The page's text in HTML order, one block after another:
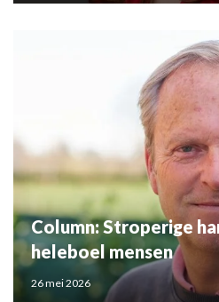
Column: Stroperige
heleboel mensen
26 mei 2026